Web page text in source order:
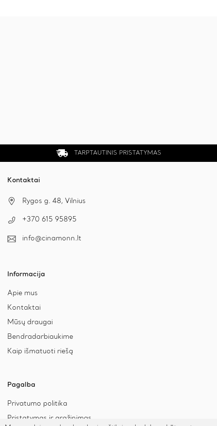
TARPTAUTINIS PRISTATYMAS
Kontaktai
Rygos g. 48, Vilnius
+370 615 95895
info@cinamonn.lt
Informacija
Apie mus
Kontaktai
Mūsų draugai
Bendradarbiaukime
Kaip išmatuoti riešą
Pagalba
Privatumo politika
Pristatymas ir grąžinimas